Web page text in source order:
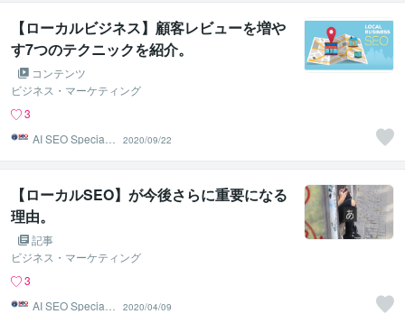
【ローカルビジネス】顧客レビューを増や
す7つのテクニックを紹介。
コンテンツ
ビジネス・マーケティング
3
AI SEO Specialis
2020/09/22
【ローカルSEO】が今後さらに重要になる
理由。
記事
ビジネス・マーケティング
3
AI SEO Specialis
2020/04/09